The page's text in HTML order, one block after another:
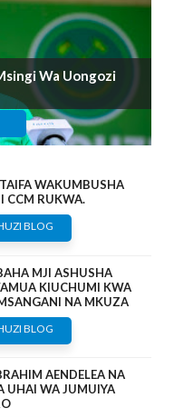
Wa Uongozi
WAKUMBUSHA
CCM RUKWA.
BLOG
MJI ASHUSHA
KIUCHUMI KWA
NA MKUZA
BLOG
AENDELEA NA
UHAI WA JUMUIYA